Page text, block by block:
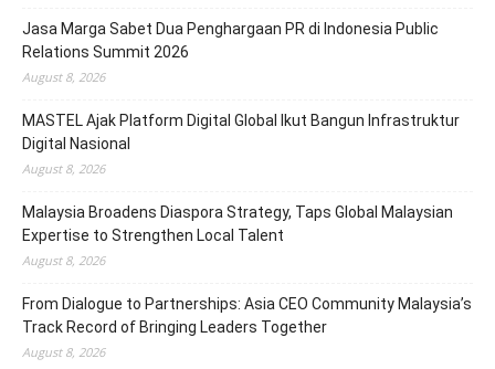
Jasa Marga Sabet Dua Penghargaan PR di Indonesia Public
Relations Summit 2026
August 8, 2026
MASTEL Ajak Platform Digital Global Ikut Bangun Infrastruktur
Digital Nasional
August 8, 2026
Malaysia Broadens Diaspora Strategy, Taps Global Malaysian
Expertise to Strengthen Local Talent
August 8, 2026
From Dialogue to Partnerships: Asia CEO Community Malaysia’s
Track Record of Bringing Leaders Together
August 8, 2026